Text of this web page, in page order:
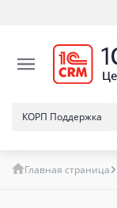
КОРП Поддержка
Главная страница